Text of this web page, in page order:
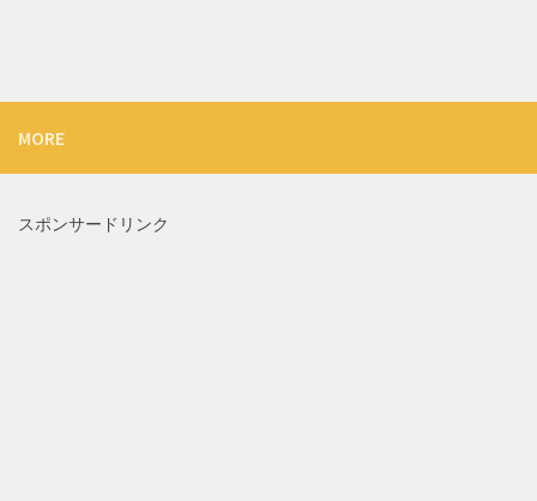
MORE
スポンサードリンク